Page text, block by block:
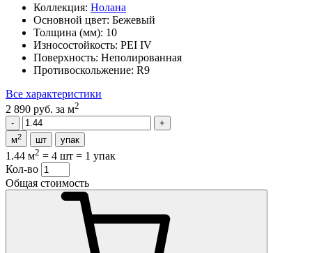
Коллекция: Нолана
Основной цвет: Бежевый
Толщина (мм): 10
Износостойкость: PEI IV
Поверхность: Неполированная
Противоскольжение: R9
Все характеристики
2 890 руб. за м2
м2 шт упак
1.44 м2 = 4 шт = 1 упак
Кол-во
Общая стоимость